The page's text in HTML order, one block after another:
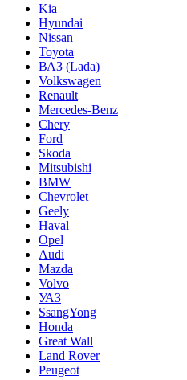
Kia
Hyundai
Nissan
Toyota
ВАЗ (Lada)
Volkswagen
Renault
Mercedes-Benz
Chery
Ford
Skoda
Mitsubishi
BMW
Chevrolet
Geely
Haval
Opel
Audi
Mazda
Volvo
УАЗ
SsangYong
Honda
Great Wall
Land Rover
Peugeot